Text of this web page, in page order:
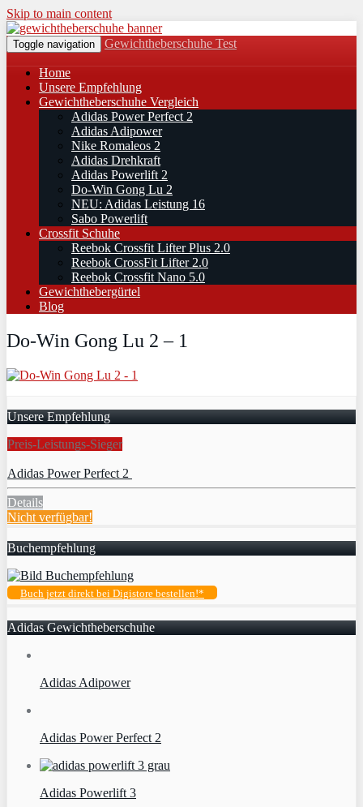
Skip to main content
Toggle navigation Gewichtheberschuhe Test
Home
Unsere Empfehlung
Gewichtheberschuhe Vergleich
Adidas Power Perfect 2
Adidas Adipower
Nike Romaleos 2
Adidas Drehkraft
Adidas Powerlift 2
Do-Win Gong Lu 2
NEU: Adidas Leistung 16
Sabo Powerlift
Crossfit Schuhe
Reebok Crossfit Lifter Plus 2.0
Reebok CrossFit Lifter 2.0
Reebok Crossfit Nano 5.0
Gewichthebergürtel
Blog
Do-Win Gong Lu 2 – 1
Unsere Empfehlung
Preis-Leistungs-Sieger
Adidas Power Perfect 2
Details
Nicht verfügbar!
Buchempfehlung
Buch jetzt direkt bei Digistore bestellen!*
Adidas Gewichtheberschuhe
Adidas Adipower
Adidas Power Perfect 2
Adidas Powerlift 3